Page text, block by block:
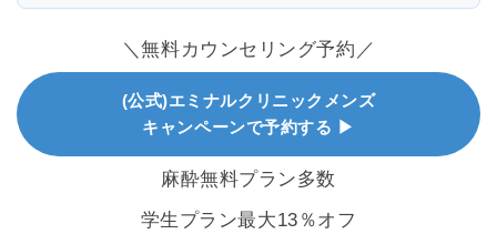
＼無料カウンセリング予約／
(公式)エミナルクリニックメンズ
キャンペーンで予約する ▶
麻酔無料プラン多数
学生プラン最大13％オフ